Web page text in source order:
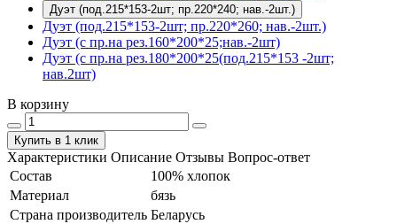
Дуэт (под.215*153-2шт; пр.220*240; нав.-2шт.)
Дуэт (под.215*153-2шт; пр.220*260; нав.-2шт.)
Дуэт (с пр.на рез.160*200*25;нав.-2шт)
Дуэт (с пр.на рез.180*200*25(под.215*153 -2шт;
нав.2шт)
В корзину
Купить в 1 клик
Характеристики Описание Отзывы Вопрос-ответ
Состав
100% хлопок
Материал
бязь
Страна производитель Беларусь